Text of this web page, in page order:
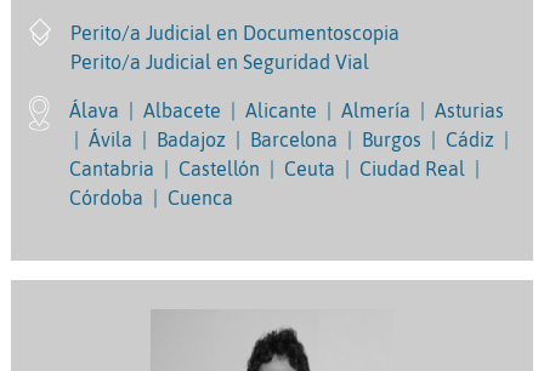
Perito/a Judicial en Documentoscopia
Perito/a Judicial en Seguridad Vial
Álava Albacete Alicante Almería
Asturias
Ávila Badajoz Barcelona Burgos Cádiz
Cantabria
Castellón Ceuta Ciudad Real
Córdoba
Cuenca